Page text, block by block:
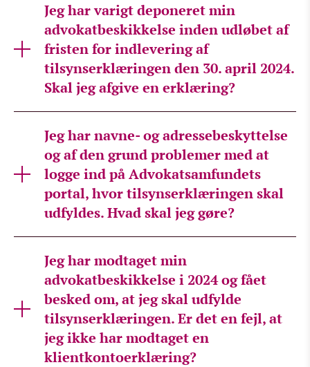
Jeg har varigt deponeret min
advokatbeskikkelse inden udløbet af
fristen for indlevering af
tilsynserklæringen den 30. april 2024.
Skal jeg afgive en erklæring?
Jeg har navne- og adressebeskyttelse
og af den grund problemer med at
logge ind på Advokatsamfundets
portal, hvor tilsynserklæringen skal
udfyldes. Hvad skal jeg gøre?
Jeg har modtaget min
advokatbeskikkelse i 2024 og fået
besked om, at jeg skal udfylde
tilsynserklæringen. Er det en fejl, at
jeg ikke har modtaget en
klientkontoerklæring?